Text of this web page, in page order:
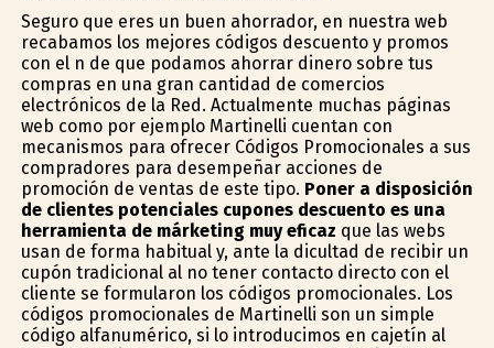
Seguro que eres un buen ahorrador, en nuestra web
recabamos los mejores códigos descuento y promos
con el fin de que podamos ahorrar dinero sobre tus
compras en una gran cantidad de comercios
electrónicos de la Red. Actualmente muchas páginas
web como por ejemplo Martinelli cuentan con
mecanismos para ofrecer Códigos Promocionales a sus
compradores para desempeñar acciones de
promoción de ventas de este tipo. Poner a disposición
de clientes potenciales cupones descuento es una
herramienta de márketing muy eficaz que las webs
usan de forma habitual y, ante la dificultad de recibir un
cupón tradicional al no tener contacto directo con el
cliente se formularon los códigos promocionales. Los
códigos promocionales de Martinelli son un simple
código alfanumérico, si lo introducimos en cajetín al